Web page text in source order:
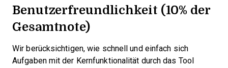
Benutzerfreundlichkeit (10% der
Gesamtnote)
Wir berücksichtigen, wie schnell und einfach sich
Aufgaben mit der Kernfunktionalität durch das Tool